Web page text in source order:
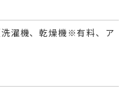
濯機、乾燥機※有料、ア